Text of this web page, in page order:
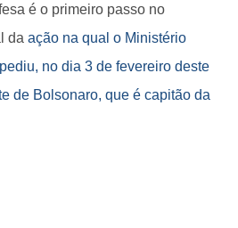
é o primeiro passo no
da ação na qual o Ministério
no dia 3 de fevereiro deste
de Bolsonaro, que é capitão da